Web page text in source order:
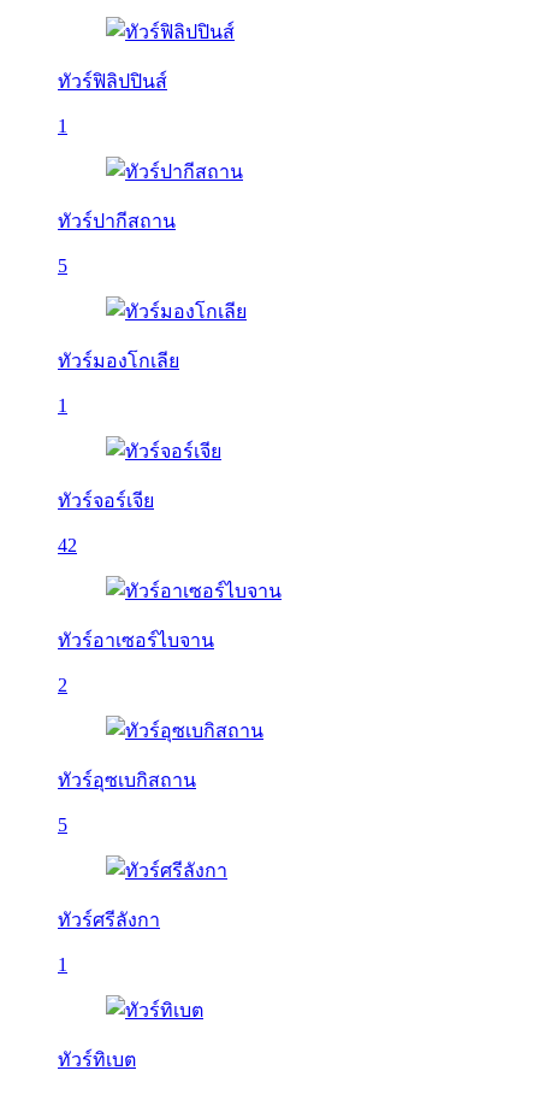
ทัวร์ฟิลิปปินส์
1
ทัวร์ปากีสถาน
5
ทัวร์มองโกเลีย
1
ทัวร์จอร์เจีย
42
ทัวร์อาเซอร์ไบจาน
2
ทัวร์อุซเบกิสถาน
5
ทัวร์ศรีลังกา
1
ทัวร์ทิเบต